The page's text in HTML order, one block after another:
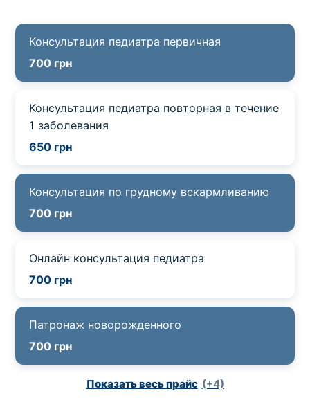
Консультация педиатра первичная
700 грн
Консультация педиатра повторная в течение
1 заболевания
650 грн
Консультация по грудному вскармливанию
700 грн
Онлайн консультация педиатра
700 грн
Патронаж новорожденного
700 грн
Показать весь прайс (+4)
необходимы,запишитесь к врачуна
прайс-листа. Однако, чтобы избежать возможных
недоразумений, рекомендуем уточнять стоимость и